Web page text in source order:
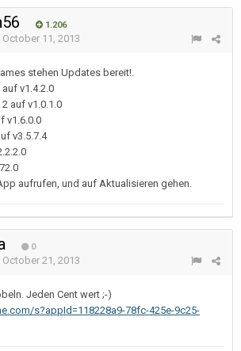
1.206
October 11, 2013
stehen Updates bereit!.
v1.4.2.0
auf v1.0.1.0
v1.6.0.0
v3.5.7.4
aufrufen, und auf Aktualisieren gehen.
0
October 21, 2013
Jeden Cent wert ;-)
s?appId=118228a9-78fc-425e-9c25-